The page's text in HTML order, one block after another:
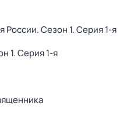
России. Сезон 1. Серия 1-я
1. Серия 1-я